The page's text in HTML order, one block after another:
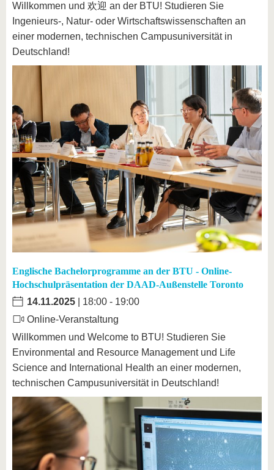
Willkommen und 欢迎 an der BTU! Studieren Sie
Ingenieurs-, Natur- oder Wirtschaftswissenschaften an
einer modernen, technischen Campusuniversität in
Deutschland!
Englische Bachelorprogramme an der BTU - Online-
Hochschulpräsentation der DAAD-Außenstelle Toronto
14.11.2025 | 18:00 - 19:00
Online-Veranstaltung
Willkommen und Welcome to BTU! Studieren Sie
Environmental and Resource Management und Life
Science and International Health an einer modernen,
technischen Campusuniversität in Deutschland!